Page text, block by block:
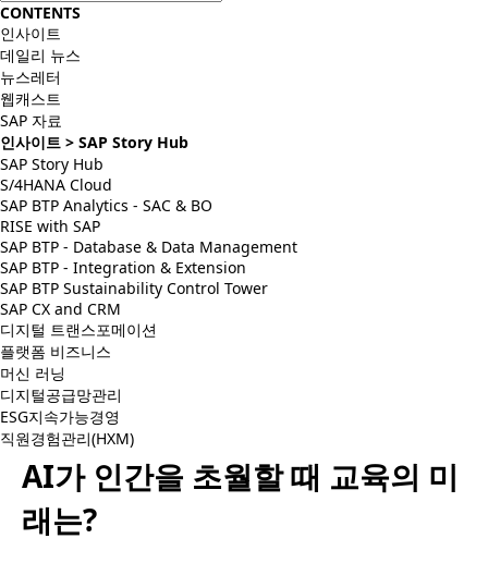
CONTENTS
인사이트
데일리 뉴스
뉴스레터
웹캐스트
SAP 자료
인사이트 > SAP Story Hub
SAP Story Hub
S/4HANA Cloud
SAP BTP Analytics - SAC & BO
RISE with SAP
SAP BTP - Database & Data Management
SAP BTP - Integration & Extension
SAP BTP Sustainability Control Tower
SAP CX and CRM
디지털 트랜스포메이션
플랫폼 비즈니스
머신 러닝
디지털공급망관리
ESG지속가능경영
직원경험관리(HXM)
AI가 인간을 초월할 때 교육의 미
래는?